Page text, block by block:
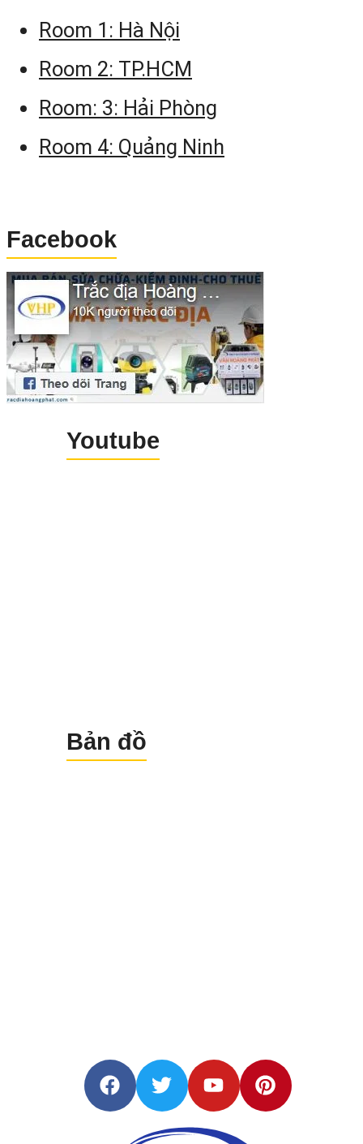
Room 1: Hà Nội
Room 2: TP.HCM
Room: 3: Hải Phòng
Room 4: Quảng Ninh
Facebook
Bản đồ
Youtube